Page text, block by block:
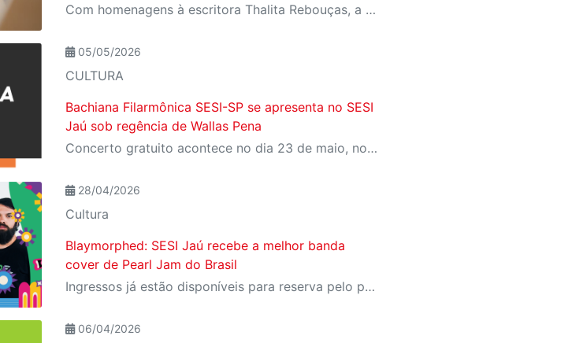
Com homenagens à escritora Thalita Rebouças, a Semana do Livro e da Biblioteca promove criatividade, produção autoral e diferentes formas de expressão entre estudantes da Educação Infantil à EJA
05/05/2026
CULTURA
Bachiana Filarmônica SESI-SP se apresenta no SESI
Jaú sob regência de Wallas Pena
Concerto gratuito acontece no dia 23 de maio, no SESI Jaú, com participação do tenor Jean William e do pianista Davi Campolongo
28/04/2026
Cultura
Blaymorphed: SESI Jaú recebe a melhor banda
cover de Pearl Jam do Brasil
Ingressos já estão disponíveis para reserva pelo portal Meu SESI, dois ingressos por CPF
06/04/2026